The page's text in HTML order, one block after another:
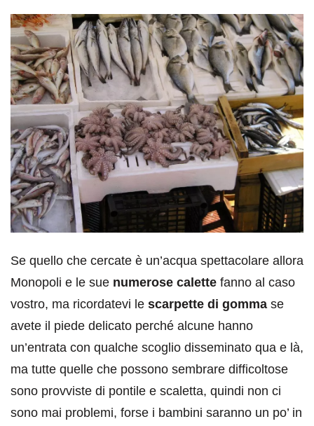
Se quello che cercate è un’acqua spettacolare allora
Monopoli e le sue numerose calette fanno al caso
vostro, ma ricordatevi le scarpette di gomma se
avete il piede delicato perché alcune hanno
un’entrata con qualche scoglio disseminato qua e là,
ma tutte quelle che possono sembrare difficoltose
sono provviste di pontile e scaletta, quindi non ci
sono mai problemi, forse i bambini saranno un po’ in